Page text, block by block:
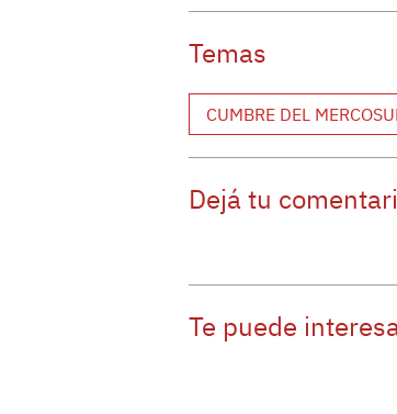
Temas
CUMBRE DEL
Dejá tu
Te puede